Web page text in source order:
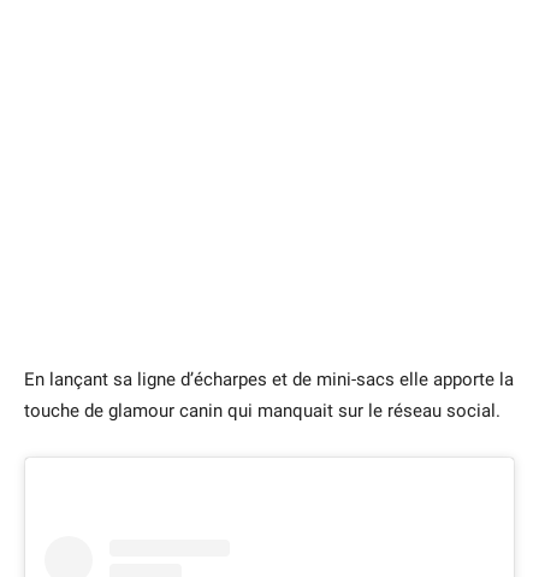
En lançant sa ligne d’écharpes et de mini-sacs elle apporte la
touche de glamour canin qui manquait sur le réseau social.